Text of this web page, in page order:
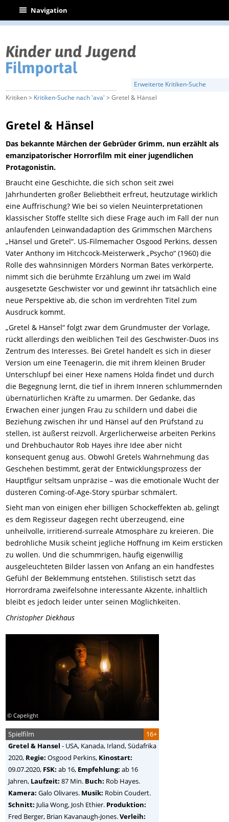
| Navigation
Erweiterte Kritiken-Suche
Kritiken > Kritiken-Suche nach 'ava'> Gretel & Hänsel
Gretel & Hänsel
Das bekannte Märchen der Gebrüder Grimm, nun erzählt als
emanzipatorischer Horrorfilm mit einer jugendlichen
Protagonistin.
Braucht eine Geschichte, die sich schon seit zwei
Jahrhunderten großer Beliebtheit erfreut, heutzutage wirklich
eine Auffrischung? Wie bei so vielen Neuinterpretationen
klassischer Stoffe stellte sich diese Frage auch im Fall der nun
anlaufenden Leinwandadaption des Grimmschen Märchens
„Hänsel und Gretel“. US-Filmemacher Osgood Perkins, dessen
Vater Anthony im Hitchcock-Meisterwerk „Psycho“ (1960) die
Rolle des wahnsinnigen Mörders Norman Bates verkörperte,
nimmt sich die berühmte Erzählung um zwei im Wald
ausgesetzte Geschwister vor und gewinnt ihr tatsächlich eine
neue Perspektive ab, die schon im verdrehten Titel zum
Ausdruck kommt.
„Gretel & Hänsel“ folgt zwar dem Grundmuster der Vorlage,
rückt allerdings den weiblichen Teil desGeschwister-Duos ins
Zentrum des Interesses. Bei Gretel handelt es sich in dieser
Version um eine Teenagerin, die mit ihrem kleinen Bruder
Unterschlupf bei einer Hexe namens Holda findet und durch
die Begegnung lernt, die tief in ihrem Inneren schlummernden
übernatürlichen Kräfte zu umarmen. Der Gedanke, das
Erwachen einer jungen Frau zu schildern und dabei die
Beziehung zwischen ihr und Hänsel auf den Prüfstand zu
stellen, ist äußerst reizvoll. Ärgerlicherweise arbeiten Perkins
und Drehbuchautor Rob Hayes ihre Idee aber nicht
konsequent genug aus. Obwohl Gretels Wahrnehmung das
Geschehen bestimmt, gerät der Entwicklungsprozess der
Hauptfigur seltsam unpräzise – was die emotionale Wucht der
düsteren Coming-of-Age-Story spürbar schmälert.
Sieht man von einigen eher billigen Schockeffekten ab, gelingt
es dem Regisseur dagegen recht überzeugend, eine
unheilvolle, irritierend-surreale Atmosphäre zu kreieren. Die
bedrohliche Musik scheint jegliche Hoffnung im Keim ersticken
zu wollen. Und die schummrigen, häufig eigenwillig
ausgeleuchteten Bilder lassen von Anfang an ein handfestes
Gefühl der Beklemmung entstehen. Stilistisch setzt das
Horrordrama zweifelsohne interessante Akzente, inhaltlich
bleibt es jedoch leider unter seinen Möglichkeiten.
Christopher Diekhaus
© Capelight
16+
Spielfilm
Gretel & Hansel - USA, Kanada, Irland, Südafrika
2020, Regie: Osgood Perkins, Kinostart:
09.07.2020, FSK: ab 16, Empfehlung: ab 16
Jahren, Laufzeit: 87 Min. Buch: Rob Hayes.
Kamera: Galo Olivares. Musik: Robin Coudert.
Schnitt: Julia Wong, Josh Ethier. Produktion:
Fred Berger, Brian Kavanaugh-Jones.Verleih: